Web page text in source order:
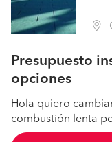
Presupuesto
opciones
Hola quiero
combustión lenta